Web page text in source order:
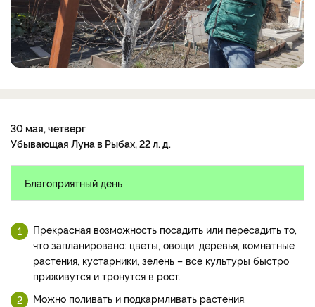
30 мая, четверг
Убывающая Луна в Рыбах, 22 л. д.
Благоприятный день
Прекрасная возможность посадить или пересадить то,
что запланировано: цветы, овощи, деревья, комнатные
растения, кустарники, зелень – все культуры быстро
приживутся и тронутся в рост.
Можно поливать и подкармливать растения.